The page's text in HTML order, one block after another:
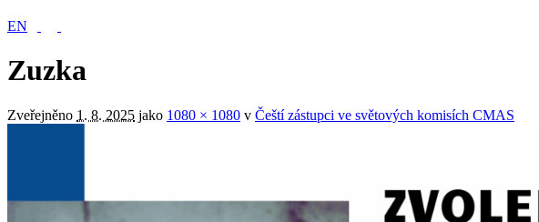
EN
Zuzka
Zveřejněno 1. 8. 2025 jako 1080 × 1080 v Čeští zástupci ve světových komisích CMAS